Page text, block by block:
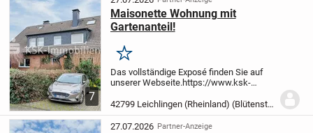
7
Maisonette Wohnung mit
Gartenanteil!
Merken
Das vollständige Exposé finden Sie auf
unserer Webseite.https://www.ksk-
kopieren Sie den Link in die Adresszeile
Ihres Browsers)
42799 Leichlingen (Rheinland) (Blütenstadt)
27.07.2026 Partner-Anzeige